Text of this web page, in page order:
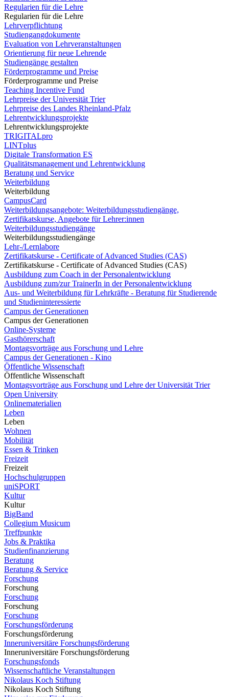
Regularien für die Lehre
Regularien für die Lehre
Lehrverpflichtung
Studiengangdokumente
Evaluation von Lehrveranstaltungen
Orientierung für neue Lehrende
Studiengänge gestalten
Förderprogramme und Preise
Förderprogramme und Preise
Teaching Incentive Fund
Lehrpreise der Universität Trier
Lehrpreise des Landes Rheinland-Pfalz
Lehrentwicklungsprojekte
Lehrentwicklungsprojekte
TRIGITALpro
LINTplus
Digitale Transformation ES
Qualitätsmanagement und Lehrentwicklung
Beratung und Service
Weiterbildung
Weiterbildung
CampusCard
Weiterbildungsangebote: Weiterbildungsstudiengänge,
Zertifikatskurse, Angebote für Lehrer:innen
Weiterbildungsstudiengänge
Weiterbildungsstudiengänge
Lehr-/Lernlabore
Zertifikatskurse - Certificate of Advanced Studies (CAS)
Zertifikatskurse - Certificate of Advanced Studies (CAS)
Ausbildung zum Coach in der Personalentwicklung
Ausbildung zum/zur TrainerIn in der Personalentwicklung
Aus- und Weiterbildung für Lehrkräfte - Beratung für Studierende
und Studieninteressierte
Campus der Generationen
Campus der Generationen
Online-Systeme
Gasthörerschaft
Montagsvorträge aus Forschung und Lehre
Campus der Generationen - Kino
Öffentliche Wissenschaft
Öffentliche Wissenschaft
Montagsvorträge aus Forschung und Lehre der Universität Trier
Open University
Onlinematerialien
Leben
Leben
Wohnen
Mobilität
Essen & Trinken
Freizeit
Freizeit
Hochschulgruppen
uniSPORT
Kultur
Kultur
BigBand
Collegium Musicum
Treffpunkte
Jobs & Praktika
Studienfinanzierung
Beratung
Beratung & Service
Forschung
Forschung
Forschung
Forschung
Forschung
Forschungsförderung
Forschungsförderung
Inneruniversitäre Forschungsförderung
Inneruniversitäre Forschungsförderung
Forschungsfonds
Wissenschaftliche Veranstaltungen
Nikolaus Koch Stiftung
Nikolaus Koch Stiftung